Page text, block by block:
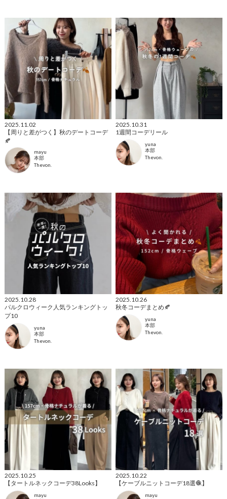
2025.11.02
【周りと差がつく】秋のデートコーデ
🍂
mayu
本部
Thevon.
2025.10.31
1週間コーデリール
yuna
本部
Thevon.
2025.10.28
パルクロウィーク人気ランキングトッ
プ10
yuna
本部
Thevon.
2025.10.26
秋冬コーデまとめ🍂
yuna
本部
Thevon.
2025.10.25
【タートルネックコーデ38Looks】
mayu
2025.10.22
【ケーブルニットコーデ18選🧶】
mayu